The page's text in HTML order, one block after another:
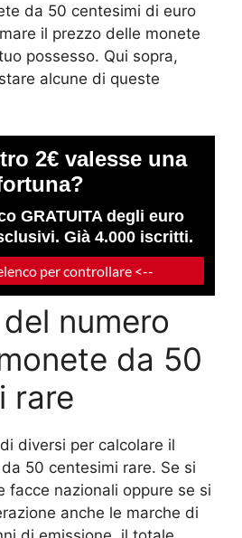
da 50 centesimi di euro
il prezzo delle monete
possesso. Qui sopra,
alcune di queste
numero
da 50
rare
diversi per calcolare il
50 centesimi rare. Se si
facce nazionali oppure se si
anche le marche di